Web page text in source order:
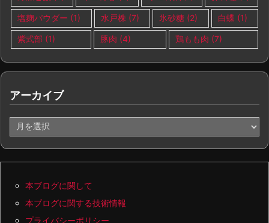
塩麹パウダー (1) 水戸株 (7) 氷砂糖 (2) 白蝶 (1)
紫式部 (1) 豚肉 (4) 鶏もも肉 (7)
アーカイブ
ー
本ブログに関して
本ブログに関する技術情報
プライバシーポリシー